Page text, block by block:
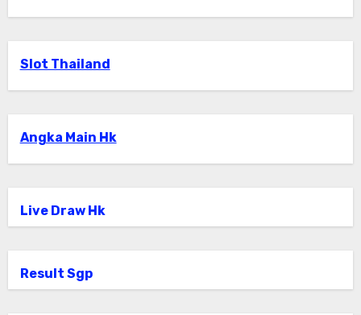
Slot Thailand
Angka Main Hk
Live Draw Hk
Result Sgp